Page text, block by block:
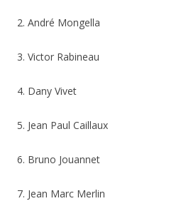
2. André Mongella
3. Victor Rabineau
4. Dany Vivet
5. Jean Paul Caillaux
6. Bruno Jouannet
7. Jean Marc Merlin